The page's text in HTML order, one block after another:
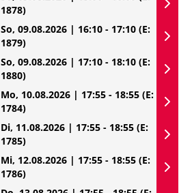
1878)
So, 09.08.2026 | 16:10 - 17:10 (E:
1879)
So, 09.08.2026 | 17:10 - 18:10 (E:
1880)
Mo, 10.08.2026 | 17:55 - 18:55 (E:
1784)
Di, 11.08.2026 | 17:55 - 18:55 (E:
1785)
Mi, 12.08.2026 | 17:55 - 18:55 (E:
1786)